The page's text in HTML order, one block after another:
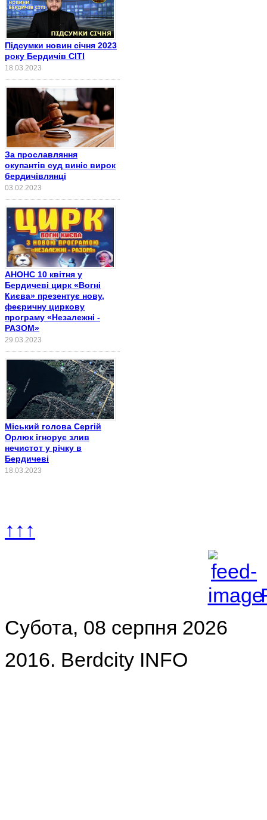
Підсумки новин січня 2023
року Бердичів СІТІ
18.03.2023
За прославляння
окупантів суд виніс вирок
бердичівлянці
03.02.2023
АНОНС 10 квітня у
Бердичеві цирк «Вогні
Києва» презентує нову,
феєричну циркову
програму «Незалежні -
РАЗОМ»
29.03.2023
Міський голова Сергій
Орлюк ігнорує злив
нечистот у річку в
Бердичеві
18.03.2023
↑↑↑
Субота, 08 серпня 2026
2016. Berdcity INFO